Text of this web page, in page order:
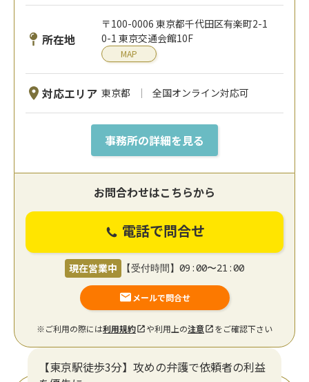
所在地
〒100-0006 東京都千代田区有楽町2-1
0-1 東京交通会館10F
MAP
対応エリア 東京都 全国オンライン対応可
事務所の詳細を見る
お問合わせはこちらから
電話で問合せ
現在営業中 【受付時間】09:00〜21:00
メールで問合せ
※ご利用の際には利用規約 や利用上の注意 をご確認下さい
【東京駅徒歩3分】攻めの弁護で依頼者の利益